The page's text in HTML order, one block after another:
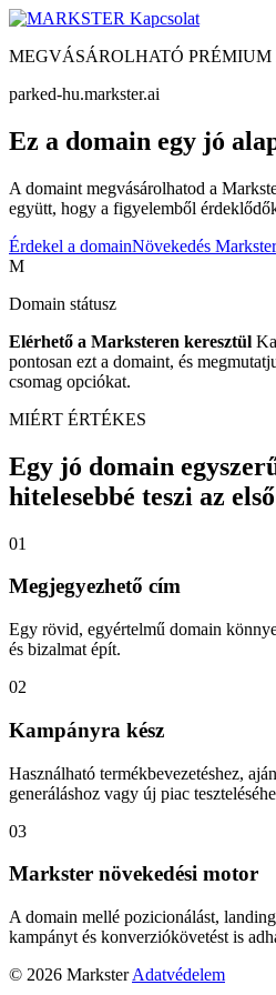
Kapcsolat
MEGVÁSÁROLHATÓ
parked-hu.markster.ai
Ez a domain egy jó
A domaint megvásárolhatod a
együtt, hogy a figyelemből
Érdekel a domainNövekedés
M
Domain státusz
Elérhető a Marksteren keresztül
pontosan ezt a domaint, és
csomag opciókat.
MIÉRT ÉRTÉKES
Egy jó domain
hitelesebbé teszi az
01
Megjegyezhető cím
Egy rövid, egyértelmű domain
és bizalmat épít.
02
Kampányra kész
Használható termékbevezetéshez,
generáláshoz vagy új piac
03
Markster növekedési motor
A domain mellé pozicionálást,
kampányt és konverziókövetést is
© 2026 Markster Adatvédelem